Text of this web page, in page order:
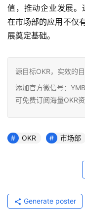
值，推动企业发展。
在市场部的应用不仅
展奠定基础。
源目标OKR，实效的
添加官方微信号：
可免费订阅海量OKR资
OKR 市场部
Generate poster